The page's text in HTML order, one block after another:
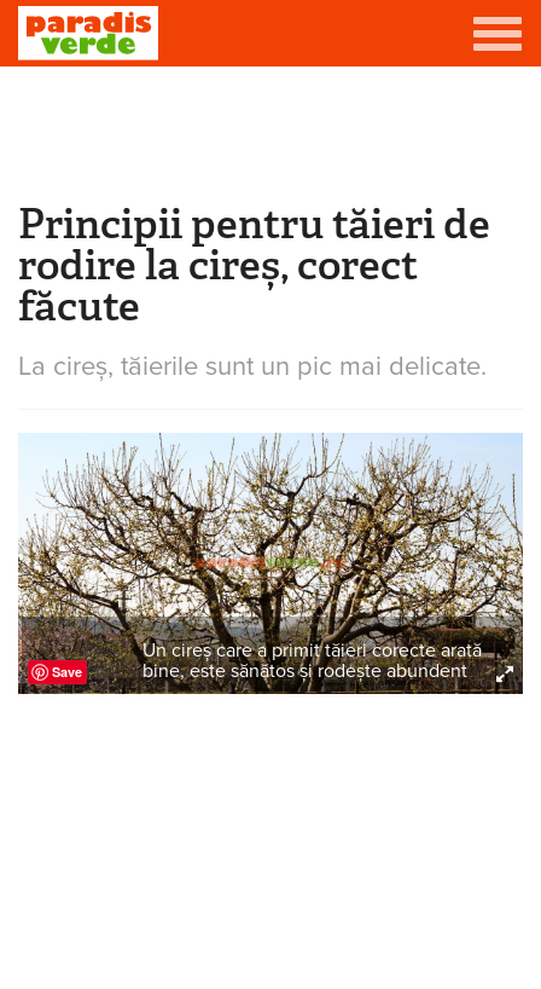
Viță-de-vie
Casă
Contact
Eşti aici
Principii pentru tăieri de
rodire la cireș, corect
făcute
La cireș, tăierile sunt un pic mai delicate.
Save
Un cireș care a primit tăieri corecte arată
bine, este sănătos și rodește abundent